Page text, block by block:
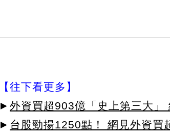
【往下看更多】
► 外資買超903億「史上第三大」
► 台股勁揚1250點！ 網見外資買